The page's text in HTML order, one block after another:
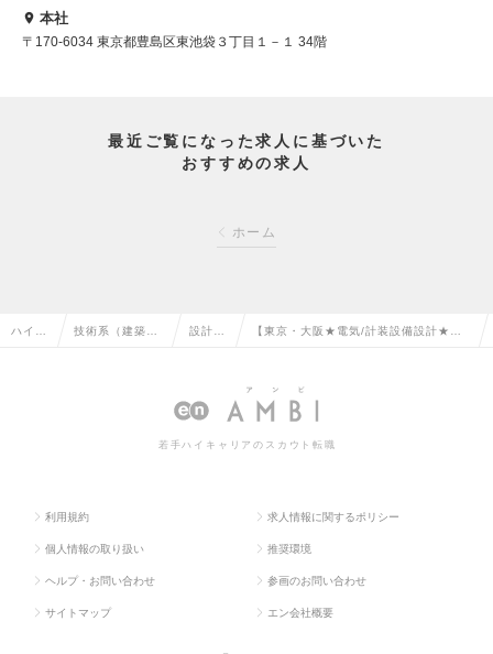
本社
〒170-6034 東京都豊島区東池袋３丁目１－１ 34階
最近ご覧になった求人に基づいた
おすすめの求人
ホーム
ハイク 技術系（建築・ 設計
備）の
【東京・大阪★電気/計装設備設計★日立
体・医薬プラント案件等の求人情報
若手ハイキャリアのスカウト転職
利用規約 求人情報に関するポリシー
個人情報の取り扱い 推奨環境
ヘルプ・お問い合わせ 参画のお問い合わせ
サイトマップ エン会社概要